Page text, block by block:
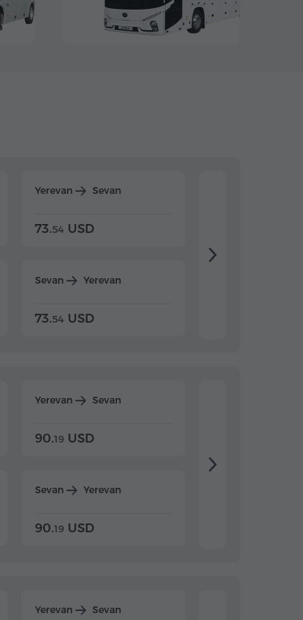
Yerevan Sevan
73.54 USD
Sevan Yerevan
73.54 USD
Yerevan Sevan
90.19 USD
Sevan Yerevan
90.19 USD
Yerevan Sevan